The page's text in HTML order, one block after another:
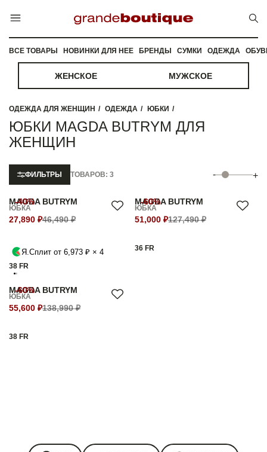
ВСЕ ТОВАРЫ НОВИНКИ ДЛЯ НЕЕ БРЕНДЫ СУМКИ ОДЕЖДА
ЖЕНСКОЕ МУЖСКОЕ
ОДЕЖДА ДЛЯ ЖЕНЩИН ОДЕЖДА ЮБКИ
ЮБКИ MAGDA BUTRYM ДЛЯ
ЖЕНЩИН
ФИЛЬТРЫ ТОВАРОВ: 3 - +
-40%
MAGDA BUTRYM
ЮБКА
27,890 ₽46,490 ₽
Я.Сплит от 6,973 ₽ × 4
38 FR
-60%
MAGDA BUTRYM
ЮБКА
51,000 ₽127,490 ₽
36 FR
-60%
MAGDA BUTRYM
ЮБКА
55,600 ₽138,990 ₽
38 FR